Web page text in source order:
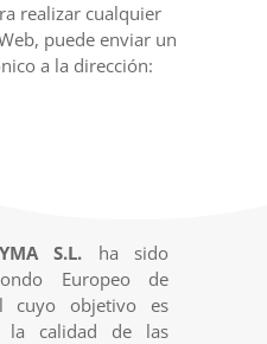
realizar cualquier
puede enviar un
a la dirección:
S.L. ha sido
Europeo de
cuyo objetivo es
calidad de las